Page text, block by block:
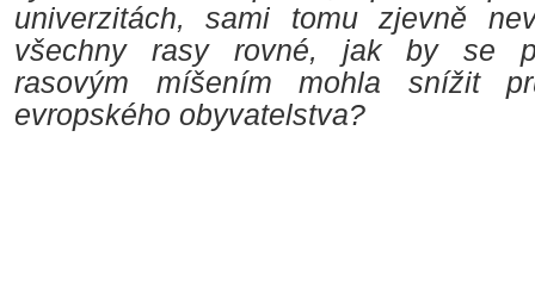
univerzitách, sami tomu zjevně
všechny rasy rovné, jak by se
rasovým míšením mohla snížit
evropského obyvatelstva?